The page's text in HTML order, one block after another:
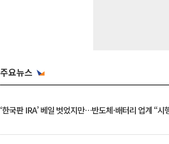
주요뉴스
‘한국판 IRA’ 베일 벗었지만…반도체·배터리 업계 “시